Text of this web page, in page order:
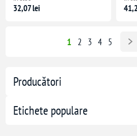
Producători
Etichete populare
32,07 lei
1 2 3 4 5